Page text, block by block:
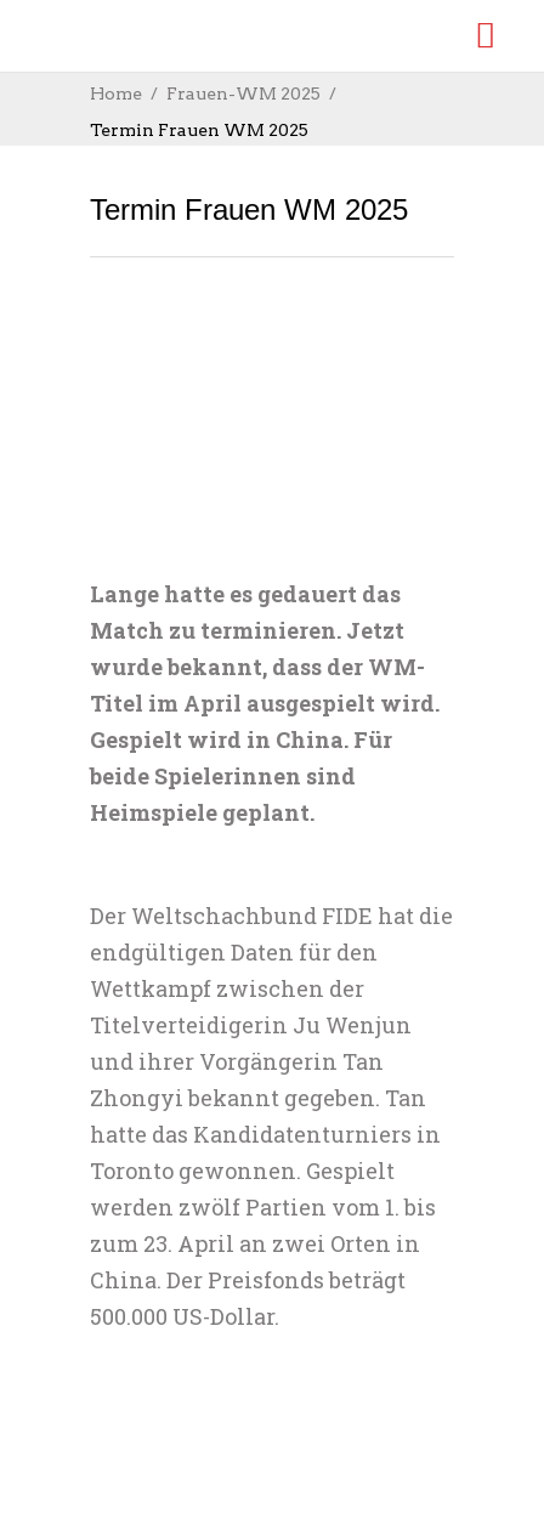
Home
Frauen-WM 2025
Termin Frauen WM 2025
Termin Frauen WM 2025
Lange hatte es gedauert das
Match zu terminieren. Jetzt
wurde bekannt, dass der WM-
Titel im April ausgespielt wird.
Gespielt wird in China. Für
beide Spielerinnen sind
Heimspiele geplant.
Der Weltschachbund FIDE hat die
endgültigen Daten für den
Wettkampf zwischen der
Titelverteidigerin Ju Wenjun
und ihrer Vorgängerin Tan
Zhongyi bekannt gegeben. Tan
hatte das Kandidatenturniers in
Toronto gewonnen. Gespielt
werden zwölf Partien vom 1. bis
zum 23. April an zwei Orten in
China. Der Preisfonds beträgt
500.000 US-Dollar.